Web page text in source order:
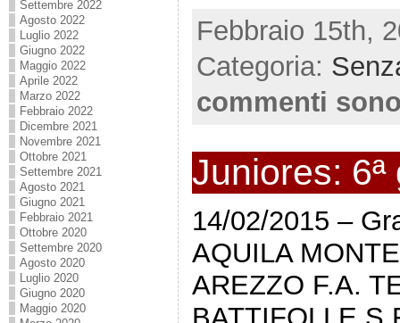
Settembre 2022
Agosto 2022
Luglio 2022
Giugno 2022
Maggio 2022
Aprile 2022
Marzo 2022
Febbraio 2022
Dicembre 2021
Novembre 2021
Ottobre 2021
Settembre 2021
Agosto 2021
Giugno 2021
Febbraio 2021
Ottobre 2020
Settembre 2020
Agosto 2020
Luglio 2020
Giugno 2020
Maggio 2020
Febbraio 15th,
Categoria:
commenti
Juniores:
14/02/2015 –
AQUILA
AREZZO F.A.